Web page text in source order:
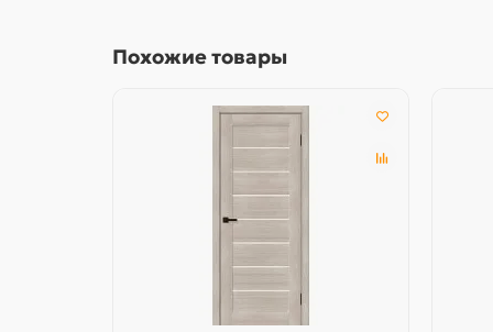
Похожие товары